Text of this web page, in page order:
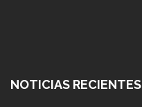
NOTICIAS RECIENTES